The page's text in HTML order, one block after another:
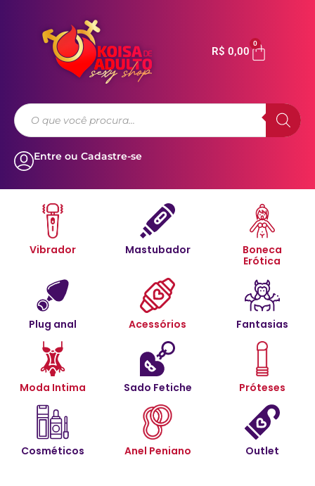
Entre ou Cadastre-se
R$ 0,00
0
Vibrador Mastubador
Boneca
Erótica
Plug anal Acessórios Fantasias
Moda Intima Sado Fetiche Próteses
Cosméticos Anel Peniano Outlet